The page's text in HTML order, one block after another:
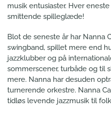
musik entusiaster. Hver
smittende spilleglæde!
Blot de seneste år har Nanna
swingband, spillet mere end
jazzklubber og på
sommerscener, turbåde og til
mere. Nanna har desuden
turnerende orkestre. Nanna
tidløs levende jazzmusik til